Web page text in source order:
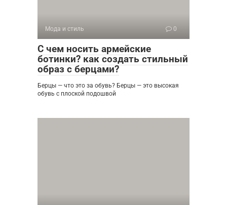
Мода и стиль 0
С чем носить армейские
ботинки? как создать стильный
образ с берцами?
Берцы — что это за обувь? Берцы — это высокая
обувь с плоской подошвой